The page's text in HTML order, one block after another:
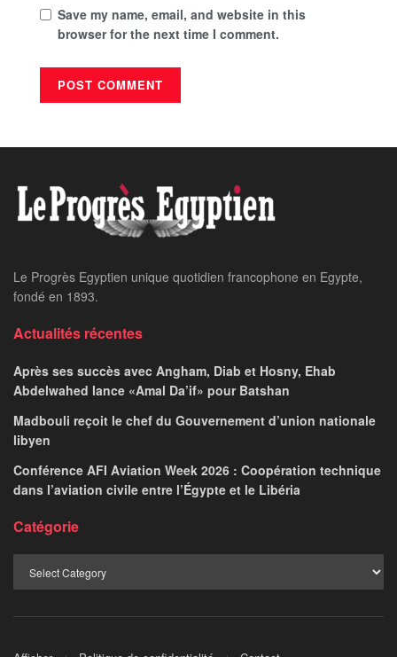
Save my name, email, and website in this
browser for the next time I comment.
Le Progrès Egyptien unique quotidien francophone en Egypte,
fondé en 1893.
Actualités récentes
Après ses succès avec Angham, Diab et Hosny, Ehab
Abdelwahed lance «Amal Da’if» pour Batshan
Madbouli reçoit le chef du Gouvernement d’union nationale
libyen
Conférence AFI Aviation Week 2026 : Coopération technique
dans l’aviation civile entre l’Égypte et le Libéria
Catégorie